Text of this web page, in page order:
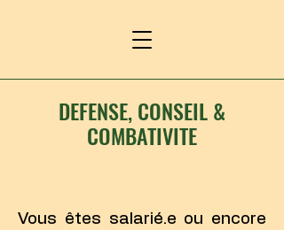
DEFENSE, CONSEIL &
COMBATIVITE
Vous êtes salarié.e ou encore